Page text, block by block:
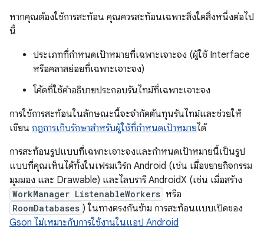
หากคุณต้องใช้การสะท้อน คุณควรสะท้อนเฉพาะสิ่งใดสิ่งหนึ่งต่อไป
นี้
ประเภทที่กำหนดเป้าหมายที่เฉพาะเจาะจง (ผู้ใช้ Interface
หรือคลาสย่อยที่เฉพาะเจาะจง)
โค้ดที่ใช้คำอธิบายประกอบรันไทม์ที่เฉพาะเจาะจง
การใช้การสะท้อนในลักษณะนี้จะจำกัดต้นทุนรันไทม์และช่วยให้
เขียน กฎการเก็บรักษาสำหรับผู้ใช้ที่กำหนดเป้าหมายได้
การสะท้อนรูปแบบที่เฉพาะเจาะจงและกำหนดเป้าหมายนี้เป็นรูป
แบบที่คุณเห็นได้ทั้งในเฟรมเวิร์ก Android (เช่น เมื่อขยายกิจกรรม
มุมมอง และ Drawable) และไลบรารี AndroidX (เช่น เมื่อสร้าง
WorkManager ListenableWorkers หรือ
RoomDatabases ) ในทางตรงกันข้าม การสะท้อนแบบเปิดของ
Gson ไม่เหมาะกับการใช้งานในแอป Android